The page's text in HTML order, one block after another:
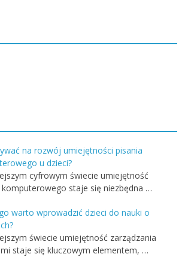
na rozwój umiejętności pisania
u dzieci?
cyfrowym świecie umiejętność
komputerowego staje się niezbędna …
warto wprowadzić dzieci do nauki o
świecie umiejętność zarządzania
staje się kluczowym elementem, …